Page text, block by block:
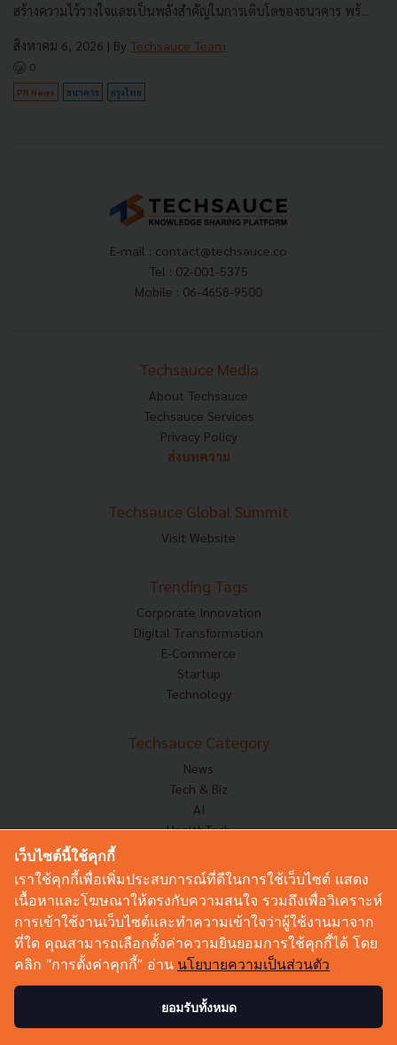
สร้างความไว้วางใจและเป็นพลังสำคัญในการเติบโตของธนาคาร พร้...
สิงหาคม 6, 2026 | By Techsauce Team
0
PR News ธนาคาร กรุงไทย
E-mail : contact@techsauce.co
Tel : 02-001-5375
Mobile : 06-4658-9500
Techsauce Media
About Techsauce
Techsauce Services
Privacy Policy
ส่งบทความ
Techsauce Global Summit
Visit Website
Trending Tags
Corporate Innovation
Digital Transformation
E-Commerce
Startup
Technology
Techsauce Category
News
Tech & Biz
AI
HealthTech
Corp Innov
Saucy Thoughts
Sustainable
Videos
Podcast
เว็บไซต์นี้ใช้คุกกี้
เราใช้คุกกี้เพื่อเพิ่มประสบการณ์ที่ดีในการใช้เว็บไซต์ แสดง
เนื้อหาและโฆษณาให้ตรงกับความสนใจ รวมถึงเพื่อวิเคราะห์
การเข้าใช้งานเว็บไซต์และทำความเข้าใจว่าผู้ใช้งานมาจาก
ที่ใด คุณสามารถเลือกตั้งค่าความยินยอมการใช้คุกกี้ได้ โดย
คลิก “การตั้งค่าคุกกี้” อ่าน นโยบายความเป็นส่วนตัว
ยอมรับทั้งหมด